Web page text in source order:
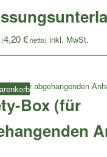
(4,20€netto)
Box (für